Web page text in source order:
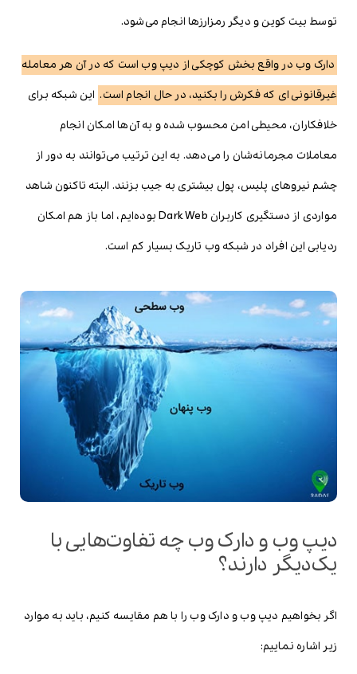
توسط بیت کوین و دیگر رمزارزها انجام می‌شود.
دارک وب در واقع بخش کوچکی از دیپ وب است که در آن هر معامله
غیرقانونی ای که فکرش را بکنید، در حال انجام است. این شبکه برای
خلافکاران، محیطی امن محسوب شده و به آن‌ها امکان انجام
معاملات مجرمانه‌شان را می‌دهد. به این ترتیب می‌توانند به دور از
چشم نیروهای پلیس، پول بیشتری به جیب بزنند. البته تاکنون شاهد
مواردی از دستگیری کاربران Dark Web بوده‌ایم، اما باز هم امکان
ردیابی این افراد در شبکه وب تاریک بسیار کم است.
دیپ وب و دارک وب چه تفاوت‌هایی با
یک‌دیگر دارند؟
اگر بخواهیم دیپ وب و دارک وب را با هم مقایسه کنیم، باید به موارد
زیر اشاره نماییم: